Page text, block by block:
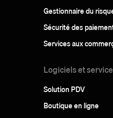
Gestionnaire du
Sécurité des
Services aux
Logiciels et
Solution PDV
Boutique en ligne